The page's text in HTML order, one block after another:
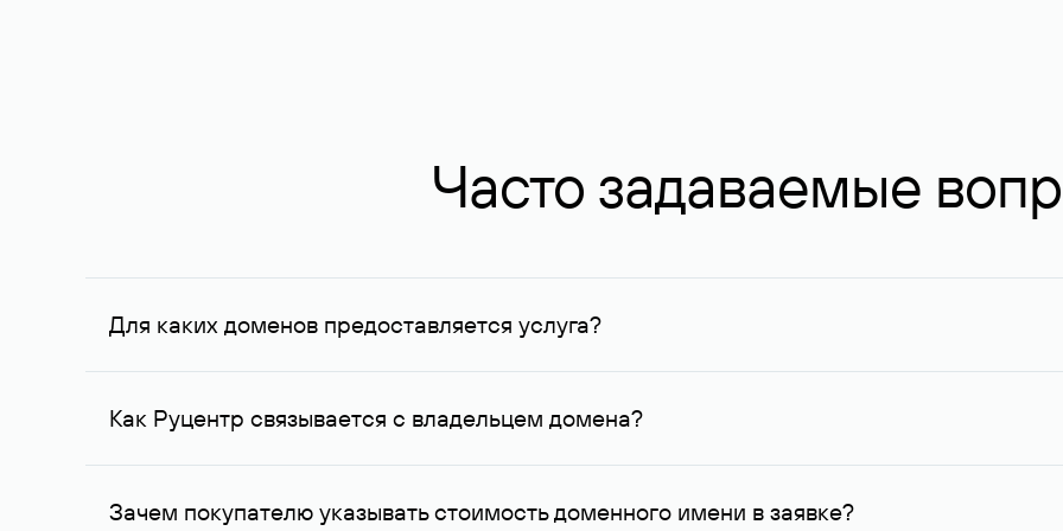
Часто задаваемые
Для каких доменов предоставляется услуга?
Услуга доступна для доменов, зарегистрированных в Руцентре и у других регистраторов. Для доменов,
Как Руцентр связывается с владельцем домена?
Для связи с владельцем домена используются его контактные данные, доступные Руцентру.
Зачем покупателю указывать стоимость доменного имени в заявке?